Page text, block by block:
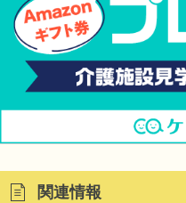
関連情報